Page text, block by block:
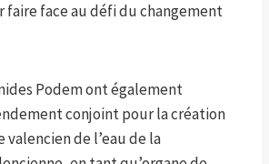
faire face au défi du changement
Podem ont également
conjoint pour la création
valencien de l’eau de la